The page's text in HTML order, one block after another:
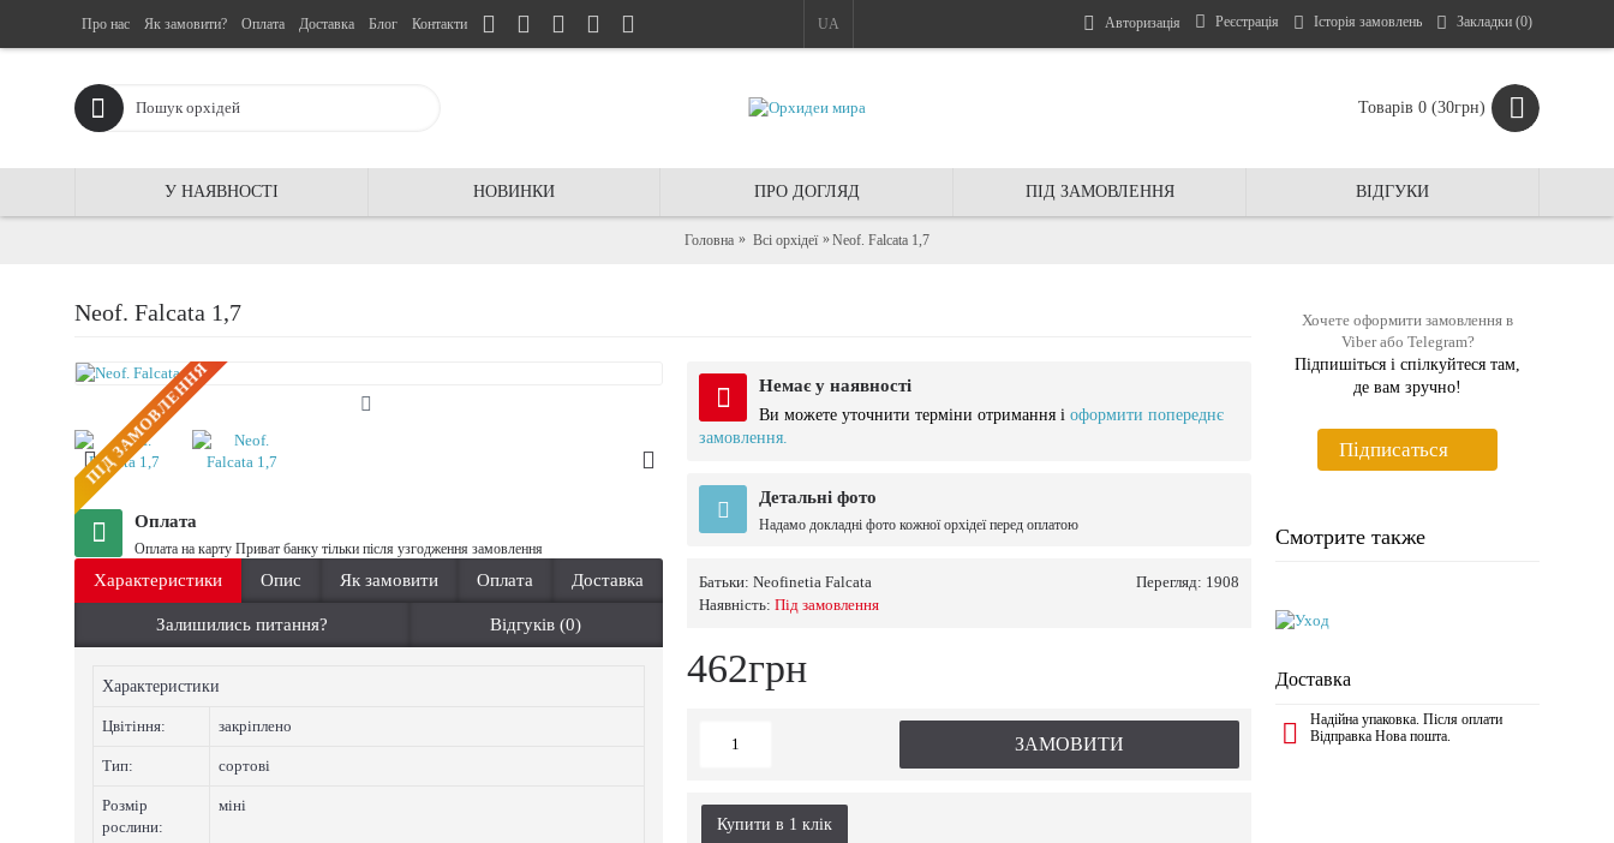
Про нас Як замовити? Оплата Доставка Блог Контакти UA Авторизація Реєстрація Історія замовлень Закладки (0)
Товарів 0 (30грн)
У НАЯВНОСТІ НОВИНКИ ПРО ДОГЛЯД ПІД ЗАМОВЛЕННЯ ВIДГУКИ
Головна Всі орхідеї Neof. Falcata 1,7
Хочете оформити замовлення в
Viber або Telegram?
Підпишіться і спiлкуйтеся там,
де вам зручно!
Пiдписаться
Смотрите также
Доставка
Надійна упаковка. Після оплати
Відправка Нова пошта.
Neof. Falcata 1,7
ПIД ЗАМОВЛЕННЯ
Оплата
Оплата на карту Приват банку тільки після узгодження замовлення
Характеристики Опис Як замовити Оплата Доставка
Залишились питання? Відгуків (0)
Характеристики
Цвiтiння: закріплено
Тип: сортові
Розмір
рослини:
міні
Немає у наявності
Ви можете уточнити терміни отримання і оформити попереднє
замовлення.
Детальні фото
Надамо докладні фото кожної орхідеї перед оплатою
Перегляд: 1908
Батьки: Neofinetia Falcata
Наявність: Пiд замовлення
462грн
ЗАМОВИТИ
Купити в 1 клiк